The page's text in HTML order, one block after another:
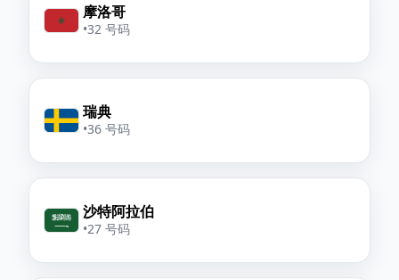
摩洛哥
•32 号码
瑞典
•36 号码
沙特阿拉伯
•27 号码